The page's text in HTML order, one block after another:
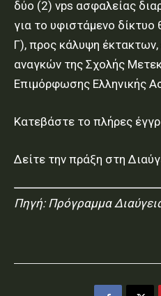
δύο (2) vps ασφαλείας
για το υφιστάμενο δίκτυο
Γ), προς κάλυψη
αναγκών της Σχολής
Επιμόρφωσης Ελληνικής
Κατεβάστε το πλήρες
Δείτε την πράξη στη
Πηγή: Πρόγραμμα